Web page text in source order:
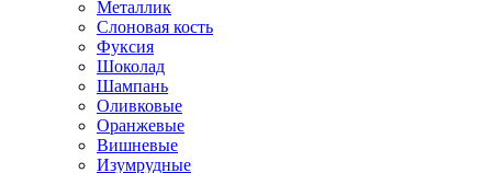
Металлик
Слоновая кость
Фуксия
Шоколад
Шампань
Оливковые
Оранжевые
Вишневые
Изумрудные